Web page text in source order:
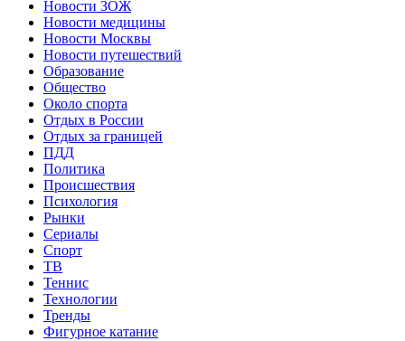
Новости ЗОЖ
Новости медицины
Новости Москвы
Новости путешествий
Образование
Общество
Около спорта
Отдых в России
Отдых за границей
ПДД
Политика
Происшествия
Психология
Рынки
Сериалы
Спорт
ТВ
Теннис
Технологии
Тренды
Фигурное катание